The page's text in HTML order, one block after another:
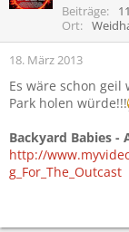
Beiträge
Ort
18. März 2013
Es wäre schon geil
Park holen würde!!!
Backyard Babies -
http://
g_For_The_Outcast